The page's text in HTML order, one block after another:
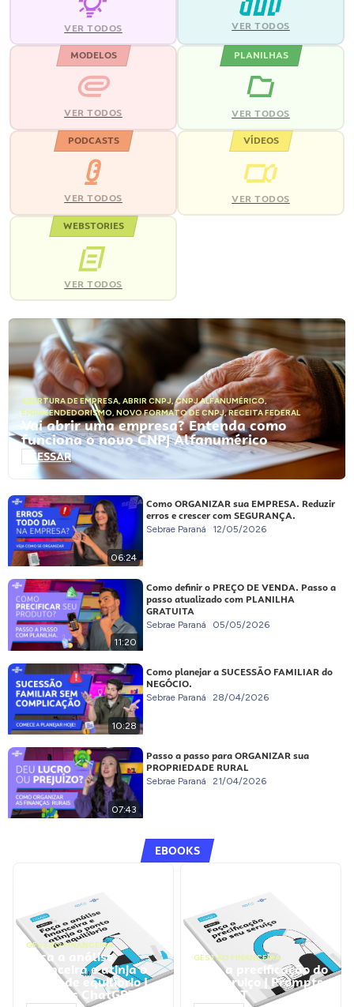
VER TODOS VER TODOS
MODELOS
VER TODOS
PLANILHAS
VER TODOS
PODCASTS
VER TODOS
VÍDEOS
VER TODOS
WEBSTORIES
VER TODOS
ABERTURA DE EMPRESA, ABRIR CNPJ,CNPJ ALFANUMÉRICO,
EMPREENDEDORISMO, NOVO FORMATO DE CNPJ,RECEITA FEDERAL
Vai abrir uma empresa? Entenda como
funciona o novo CNPJ Alfanumérico
ACESSAR
06:24
Como ORGANIZAR sua EMPRESA. Reduzir
erros e crescer com SEGURANÇA.
Sebrae Paraná 12/05/2026
11:20
Como definir o PREÇO DE VENDA. Passo a
passo atualizado com PLANILHA
GRATUITA
Sebrae Paraná 05/05/2026
10:28
Como planejar a SUCESSÃO FAMILIAR do
NEGÓCIO.
Sebrae Paraná 28/04/2026
07:43
Passo a passo para ORGANIZAR sua
PROPRIEDADE RURAL
Sebrae Paraná 21/04/2026
EBOOKS
GESTÃO FINANCEIRA
Faça a análise
financeira e atinja o
ponto de equilíbrio |
Prompts ChatGPT
GESTÃO FINANCEIRA
Faça a precificação do
seu serviço | Prompts
ChatGPT